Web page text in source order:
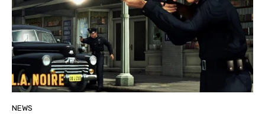
NEWS